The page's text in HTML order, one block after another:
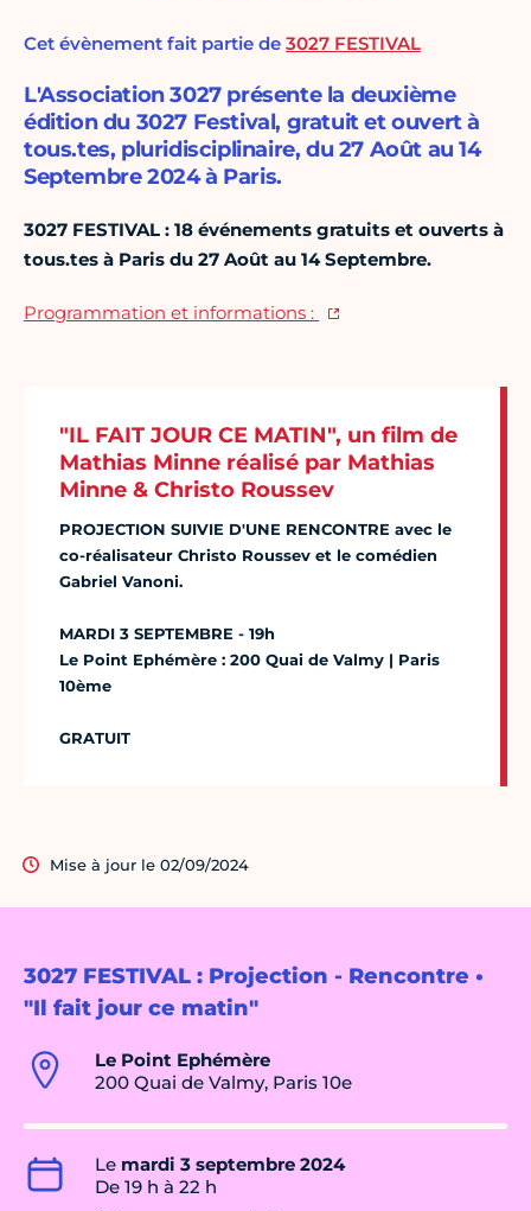
3027 FESTIVAL : Projection - Rencontre •
"Il fait jour ce matin"
Le Point Ephémère
200 Quai de Valmy, Paris 10e
Le mardi 3 septembre 2024
De 19 h à 22 h
Cet évènement fait partie de 3027 FESTIVAL
L'Association 3027 présente la deuxième
édition du 3027 Festival, gratuit et ouvert à
tous.tes, pluridisciplinaire, du 27 Août au 14
Septembre 2024 à Paris.
3027 FESTIVAL : 18 événements gratuits et ouverts à
tous.tes à Paris du 27 Août au 14 Septembre.
Programmation et informations :
"IL FAIT JOUR CE MATIN", un film de
Mathias Minne réalisé par Mathias
Minne & Christo Roussev
PROJECTION SUIVIE D'UNE RENCONTRE avec le
co-réalisateur Christo Roussev et le comédien
Gabriel Vanoni.
MARDI 3 SEPTEMBRE - 19h
Le Point Ephémère : 200 Quai de Valmy | Paris
10ème
GRATUIT
Mise à jour le 02/09/2024